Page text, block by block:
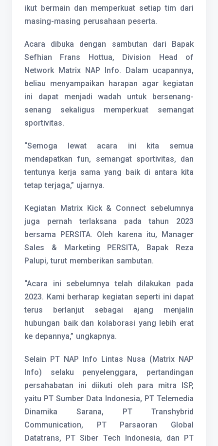
ikut bermain dan memperkuat setiap tim dari
masing-masing perusahaan peserta.
Acara dibuka dengan sambutan dari Bapak
Sefhian Frans Hottua, Division Head of
Network Matrix NAP Info. Dalam ucapannya,
beliau menyampaikan harapan agar kegiatan
ini dapat menjadi wadah untuk bersenang-
senang sekaligus memperkuat semangat
sportivitas.
“Semoga lewat acara ini kita semua
mendapatkan fun, semangat sportivitas, dan
tentunya kerja sama yang baik di antara kita
tetap terjaga,” ujarnya.
Kegiatan Matrix Kick & Connect sebelumnya
juga pernah terlaksana pada tahun 2023
bersama PERSITA. Oleh karena itu, Manager
Sales & Marketing PERSITA, Bapak Reza
Palupi, turut memberikan sambutan.
“Acara ini sebelumnya telah dilakukan pada
2023. Kami berharap kegiatan seperti ini dapat
terus berlanjut sebagai ajang menjalin
hubungan baik dan kolaborasi yang lebih erat
ke depannya,” ungkapnya.
Selain PT NAP Info Lintas Nusa (Matrix NAP
Info) selaku penyelenggara, pertandingan
persahabatan ini diikuti oleh para mitra ISP,
yaitu PT Sumber Data Indonesia, PT Telemedia
Dinamika Sarana, PT Transhybrid
Communication, PT Parsaoran Global
Datatrans, PT Siber Tech Indonesia, dan PT